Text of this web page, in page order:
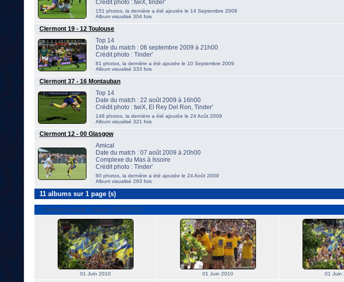
Crédit photo : twiX, tinder'
151 photos, la dernière a été ajoutée le 14 Septembre 2009
Album visualisé 304 fois
Clermont 19 - 12 Toulouse
Top 14
Date du match : 06 septembre 2009 à 21h00
Crédit photo : Tinder'
81 photos, la dernière a été ajoutée le 10 Septembre 2009
Album visualisé 333 fois
Clermont 37 - 16 Montauban
Top 14
Date du match : 22 août 2009 à 16h00
Crédit photo : twiX, El Rey Del Ron, Tinder'
148 photos, la dernière a été ajoutée le 24 Août 2009
Album visualisé 321 fois
Clermont 12 - 00 Glasgow
Amical
Date du match : 07 août 2009 à 20h00
Complexe du Mas à Issoire
Crédit photo : Tinder'
60 photos, la dernière a été ajoutée le 24 Août 2009
Album visualisé 293 fois
11 albums sur 1 page (s)
Derniers ajouts - Saison 2009-2010
01 Juin 2010 01 Juin 2010 01 Juin